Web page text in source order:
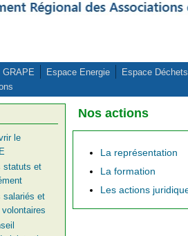
GRAPE Espace Energie
Espace Déchets
le
statuts et
salariés et
volontaires
Nos actions
La représentation
La formation
Les actions